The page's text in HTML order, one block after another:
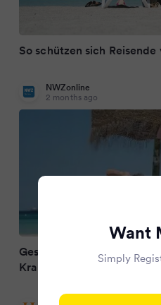
So schützen sich
NWZonline
2 months ago
Gesund im Urlaub: So
Krankheiten
Want
Simply